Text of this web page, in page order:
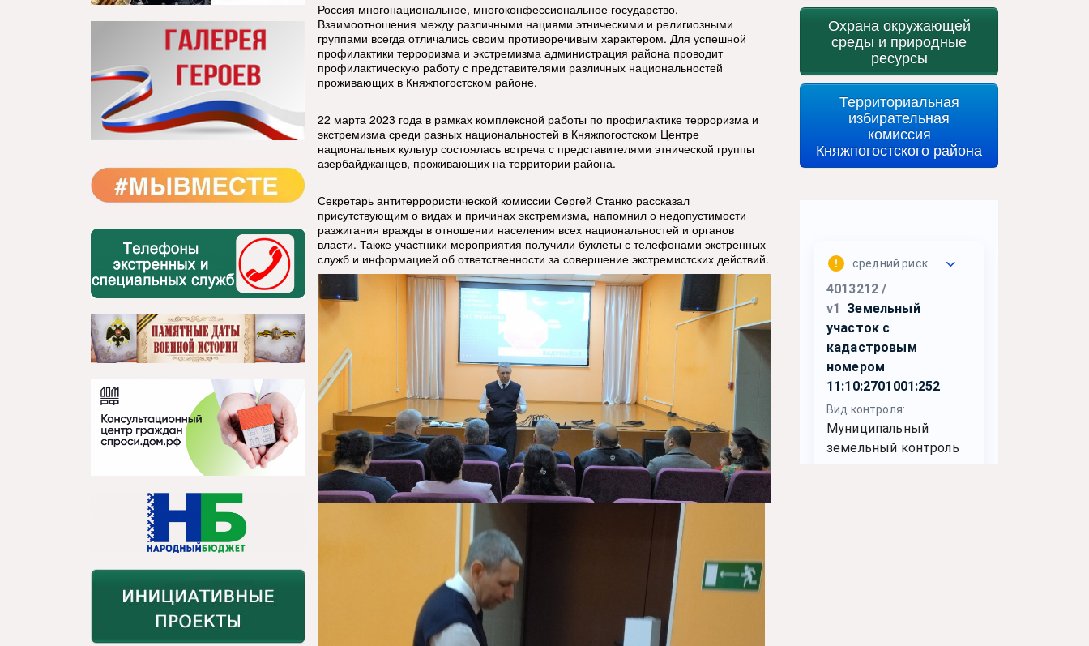
Россия многонациональное, многоконфессиональное государство.
Взаимоотношения между различными нациями этническими и религиозными
группами всегда отличались своим противоречивым характером. Для успешной
профилактики терроризма и экстремизма администрация района проводит
профилактическую работу с представителями различных национальностей
проживающих в Княжпогостском районе.
22 марта 2023 года в рамках комплексной работы по профилактике терроризма и
экстремизма среди разных национальностей в Княжпогостском Центре
национальных культур состоялась встреча с представителями этнической группы
азербайджанцев, проживающих на территории района.
Секретарь антитеррористической комиссии Сергей Станко рассказал
присутствующим о видах и причинах экстремизма, напомнил о недопустимости
разжигания вражды в отношении населения всех национальностей и органов
власти. Также участники мероприятия получили буклеты с телефонами экстренных
служб и информацией об ответственности за совершение экстремистских действий.
Охрана окружающей
среды и природные
ресурсы
Территориальная
избирательная
комиссия
Княжпогостского района